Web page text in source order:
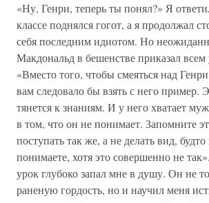
«Ну, Генри, теперь ты понял?» Я
классе поднялся гогот, а я продолжал
себя последним идиотом. Но
Макдональд в бешенстве приказал всем
«Вместо того, чтобы смеяться над
вам следовало бы взять с него пример.
тянется к знаниям. И у него хватает
в том, что он не понимает. Запомните
поступать так же, а не делать вид,
понимаете, хотя это совершенно не
урок глубоко запал мне в душу. Он не
раненую гордость, но и научил меня